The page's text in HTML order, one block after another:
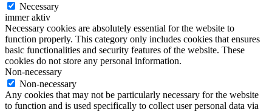
Necessary
immer aktiv
Necessary cookies are absolutely essential for the website to
function properly. This category only includes cookies that ensures
basic functionalities and security features of the website. These
cookies do not store any personal information.
Non-necessary
Non-necessary
Any cookies that may not be particularly necessary for the website
to function and is used specifically to collect user personal data via